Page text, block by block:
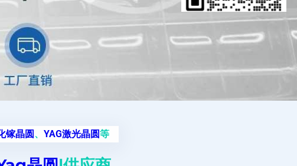
镓晶圆、 YAG激光晶圆等